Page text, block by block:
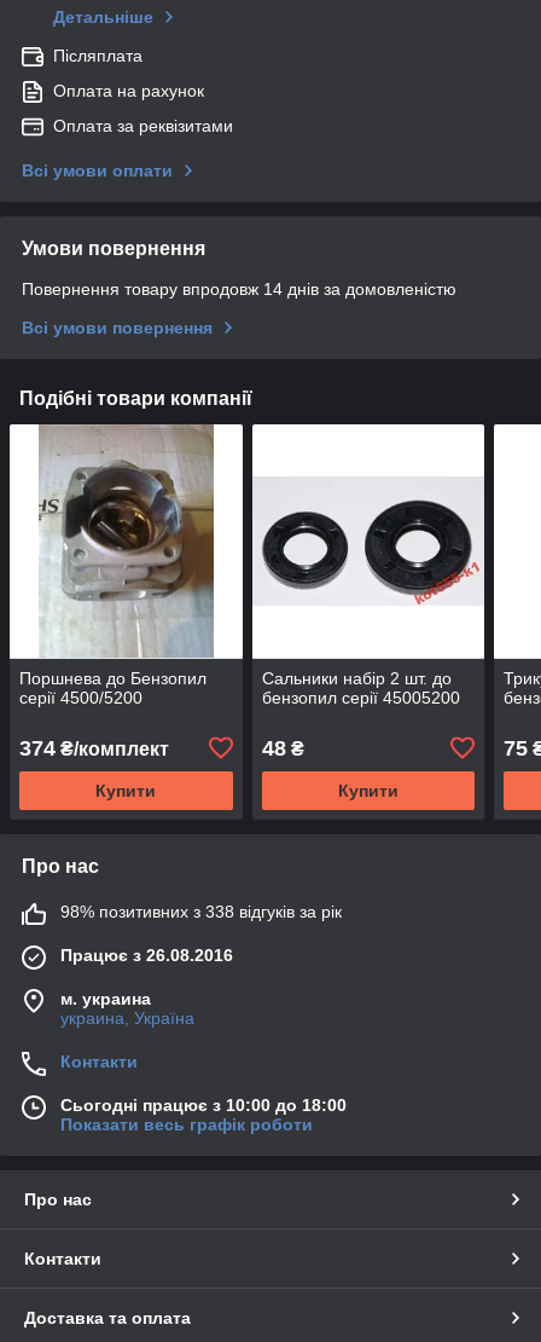
Детальніше
Післяплата
Оплата на рахунок
Оплата за реквізитами
Всі умови оплати
Умови повернення
Повернення товару впродовж 14 днів за домовленістю
Всі умови повернення
Подібні товари компанії
Поршнева до Бензопил
серії 4500/5200
374 ₴/комплект
Купити
Сальники набір 2 шт. до
бензопил серії 45005200
48₴
Купити
75
Про нас
98% позитивних з 338 відгуків за рік
Працює з 26.08.2016
м. украина
украина, Україна
Контакти
Сьогодні працює з 10:00 до 18:00
Показати весь графік роботи
Про нас
Контакти
Доставка та оплата